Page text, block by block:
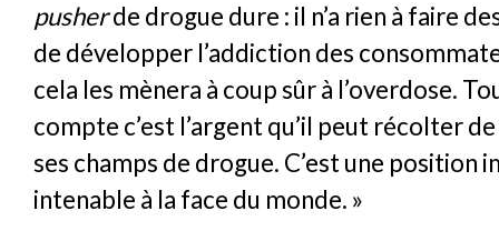
pusherde drogue dure : il n’a rien à faire
de développer l’addiction des
cela les mènera à coup sûr à l’overdose.
compte c’est l’argent qu’il peut récolter
ses champs de drogue. C’est une position
intenable à la face du monde. »